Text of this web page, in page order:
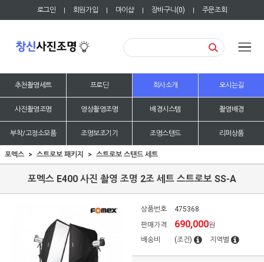
로그인 | 회원가입 | 마이샵 | 장바구니(0) | 주문조회
추천촬영세트 프로딘 회사소개 오시는길
사진촬영조명 영상촬영조명 배경시스템 촬영배경
부착/고정소모품 조명보조기기 조명스탠드 리퍼상품
포멕스 스트로보 패키지 스트로보 스탠드 세트
포멕스 E400 사진 촬영 조명 2조 세트 스트로보 SS-A
상품번호
475368
판매가격
690,000원
배송비
(조건) 지역별